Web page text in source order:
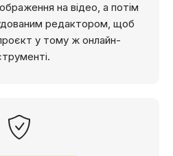
на відео, а потім
редактором, щоб
у тому ж онлайн-